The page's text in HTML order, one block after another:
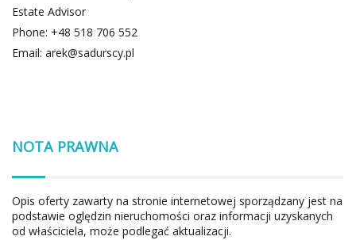
Estate Advisor
Phone: +48 518 706 552
Email: arek@sadurscy.pl
NOTA PRAWNA
Opis oferty zawarty na stronie internetowej sporządzany jest na
podstawie oględzin nieruchomości oraz informacji uzyskanych
od właściciela, może podlegać aktualizacji.